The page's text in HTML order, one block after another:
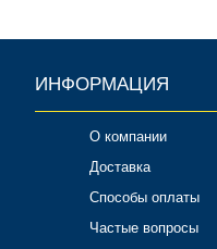
ИНФОРМАЦИЯ
О компании
Доставка
Способы оплаты
Частые вопросы